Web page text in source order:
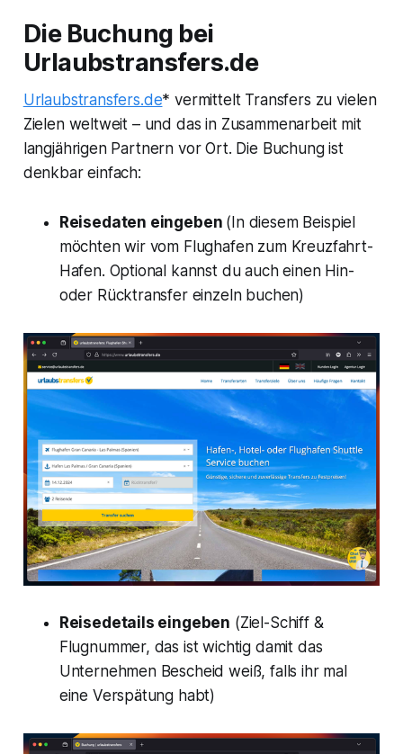
Die Buchung bei
Urlaubstransfers.de
Urlaubstransfers.de* vermittelt Transfers zu vielen
Zielen weltweit – und das in Zusammenarbeit mit
langjährigen Partnern vor Ort. Die Buchung ist
denkbar einfach:
Reisedaten eingeben (In diesem Beispiel
möchten wir vom Flughafen zum Kreuzfahrt-
Hafen. Optional kannst du auch einen Hin-
oder Rücktransfer einzeln buchen)
Reisedetails eingeben (Ziel-Schiff &
Flugnummer, das ist wichtig damit das
Unternehmen Bescheid weiß, falls ihr mal
eine Verspätung habt)